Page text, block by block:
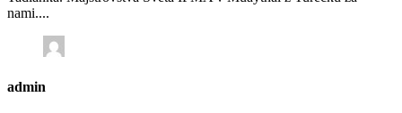
nami....
admin